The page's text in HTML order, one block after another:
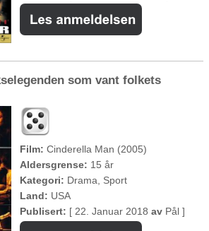
som vant folkets
Film: Cinderella Man (2005)
Aldersgrense: 15 år
Kategori: Drama, Sport
Land: USA
Publisert: [ 22. Januar 2018 av Pål ]